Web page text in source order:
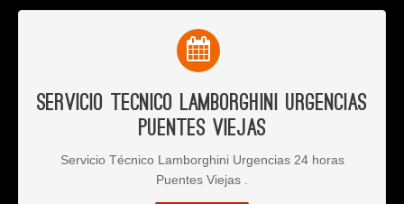
Servicio Tecnico Lamborghini Urgencias
Puentes Viejas
Servicio Técnico Lamborghini Urgencias 24 horas
Puentes Viejas .